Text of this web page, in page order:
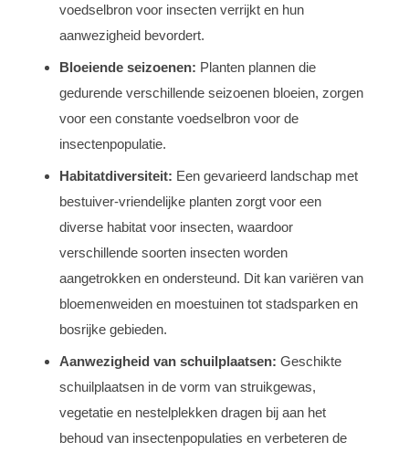
voedselbron voor insecten verrijkt en hun
aanwezigheid bevordert.
Bloeiende seizoenen: Planten plannen die
gedurende verschillende seizoenen bloeien, zorgen
voor een constante voedselbron voor de
insectenpopulatie.
Habitatdiversiteit: Een gevarieerd landschap met
bestuiver-vriendelijke planten zorgt voor een
diverse habitat voor insecten, waardoor
verschillende soorten insecten worden
aangetrokken en ondersteund. Dit kan variëren van
bloemenweiden en moestuinen tot stadsparken en
bosrijke gebieden.
Aanwezigheid van schuilplaatsen: Geschikte
schuilplaatsen in de vorm van struikgewas,
vegetatie en nestelplekken dragen bij aan het
behoud van insectenpopulaties en verbeteren de